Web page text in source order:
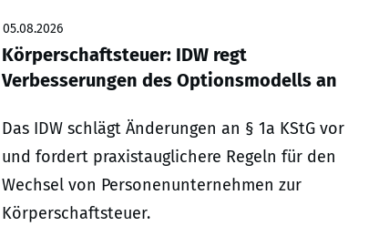
05.08.2026
Körperschaftsteuer: IDW regt
Verbesserungen des Optionsmodells an
Das IDW schlägt Änderungen an § 1a KStG vor
und fordert praxistauglichere Regeln für den
Wechsel von Personenunternehmen zur
Körperschaftsteuer.